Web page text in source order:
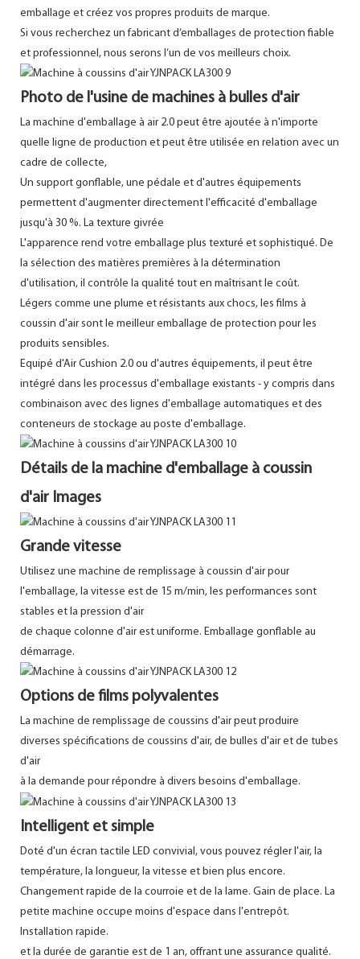
emballage et créez vos propres produits de marque.
Si vous recherchez un fabricant d’emballages de protection fiable
et professionnel, nous serons l’un de vos meilleurs choix.
Photo de l'usine de machines à bulles d'air
La machine d'emballage à air 2.0 peut être ajoutée à n'importe
quelle ligne de production et peut être utilisée en relation avec un
cadre de collecte,
Un support gonflable, une pédale et d'autres équipements
permettent d'augmenter directement l'efficacité d'emballage
jusqu'à 30 %. La texture givrée
L'apparence rend votre emballage plus texturé et sophistiqué. De
la sélection des matières premières à la détermination
d'utilisation, il contrôle la qualité tout en maîtrisant le coût.
Légers comme une plume et résistants aux chocs, les films à
coussin d'air sont le meilleur emballage de protection pour les
produits sensibles.
Equipé d'Air Cushion 2.0 ou d'autres équipements, il peut être
intégré dans les processus d'emballage existants - y compris dans
combinaison avec des lignes d'emballage automatiques et des
conteneurs de stockage au poste d'emballage.
Détails de la machine d'emballage à coussin
d'air Images
Grande vitesse
Utilisez une machine de remplissage à coussin d'air pour
l'emballage, la vitesse est de 15 m/min, les performances sont
stables et la pression d'air
de chaque colonne d'air est uniforme. Emballage gonflable au
démarrage.
Options de films polyvalentes
La machine de remplissage de coussins d'air peut produire
diverses spécifications de coussins d'air, de bulles d'air et de tubes
d'air
à la demande pour répondre à divers besoins d'emballage.
Intelligent et simple
Doté d'un écran tactile LED convivial, vous pouvez régler l'air, la
température, la longueur, la vitesse et bien plus encore.
Changement rapide de la courroie et de la lame. Gain de place. La
petite machine occupe moins d'espace dans l'entrepôt.
Installation rapide.
et la durée de garantie est de 1 an, offrant une assurance qualité.